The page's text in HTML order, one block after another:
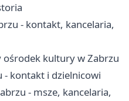
- kontakt, kancelaria,
ośrodek kultury w Zabrzu
- kontakt i dzielnicowi
- msze, kancelaria,